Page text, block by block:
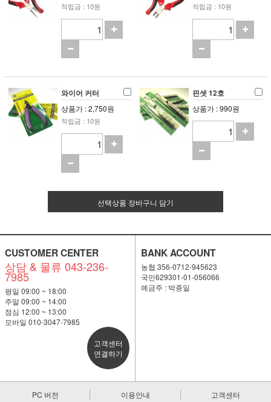
적립금 : 10원 적립금 : 10원
와이어 커터
상품가 : 2,750원
적립금 : 10원
핀셋 12호
상품가 : 990원
선택상품 장바구니 담기
CUSTOMER CENTER
상담 & 물류 043-236-
7985
평일 09:00 ~ 18:00
주말 09:00 ~ 14:00
점심 12:00 ~ 13:00
모바일 010-3047-7985
고객센터
연결하기
BANK ACCOUNT
농협 356-0712-945623
국민629301-01-056066
예금주 : 박종일
PC 버전 이용안내 고객센터